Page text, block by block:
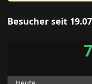
Besucher seit